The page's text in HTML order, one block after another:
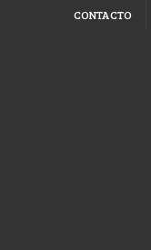
CONTACTO